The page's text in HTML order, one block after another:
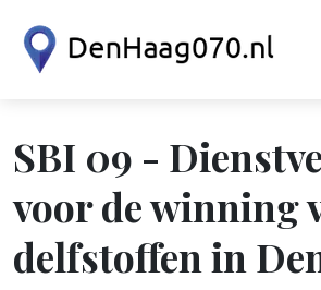
SBI 09 -
voor de winning
delfstoffen in